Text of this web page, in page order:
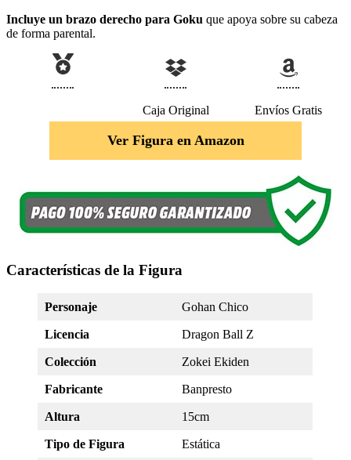
Incluye un brazo derecho para Goku que apoya sobre su cabeza
de forma parental.
Caja Original Envíos Gratis
Ver Figura en Amazon
Características de la Figura
Personaje Gohan Chico
Licencia Dragon Ball Z
Colección Zokei Ekiden
Fabricante Banpresto
Altura 15cm
Tipo de Figura Estática